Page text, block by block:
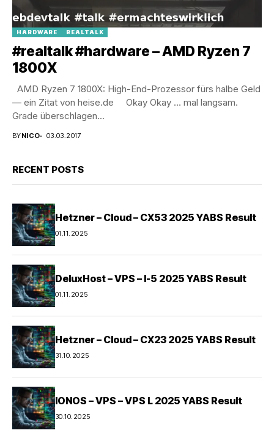
HARDWARE REALTALK
#realtalk #hardware – AMD Ryzen 7
1800X
AMD Ryzen 7 1800X: High-End-Prozessor fürs halbe Geld
— ein Zitat von heise.de Okay Okay … mal langsam.
Grade überschlagen...
BYNICO 03.03.2017
RECENT POSTS
Hetzner – Cloud – CX53 2025 YABS Result
01.11.2025
DeluxHost – VPS – I-5 2025 YABS Result
01.11.2025
Hetzner – Cloud – CX23 2025 YABS Result
31.10.2025
IONOS – VPS – VPS L 2025 YABS Result
30.10.2025